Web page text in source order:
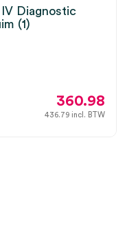
Diagnostic
(1)
360.98
436.79 incl. BTW